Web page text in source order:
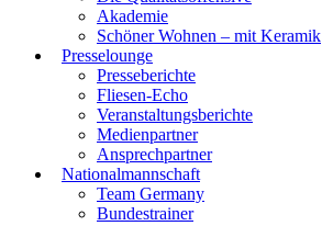
Akademie
Schöner Wohnen – mit Keramik
Presselounge
Presseberichte
Fliesen-Echo
Veranstaltungsberichte
Medienpartner
Ansprechpartner
Nationalmannschaft
Team Germany
Bundestrainer